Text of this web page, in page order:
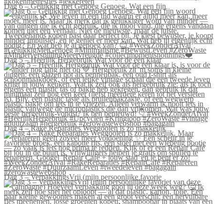
Dag 6 – Gelukkig met Genoeg Genoeg. Wat een fijn
Dag 5 – Heerlijk Hergebruik Wat voor de één klaar
Dag 4 – Rake Reparaties Weggooien is zo makkelijk
Dag 3 – VerpakkingsVrij (mijn persoonlijke favorie